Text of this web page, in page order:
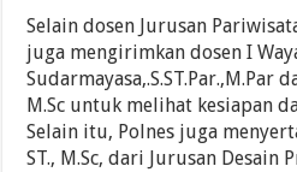
Selain dosen Jurusan
juga mengirimkan dosen I
Sudarmayasa,.S.ST.Par.,M.Par
M.Sc untuk melihat kesiapan
Selain itu, Polnes juga
ST., M.Sc, dari Jurusan